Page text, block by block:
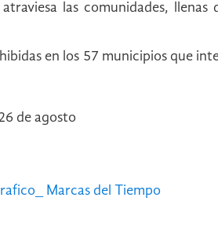
las comunidades, llenas
en los 57 municipios que
de agosto
Marcas del Tiempo